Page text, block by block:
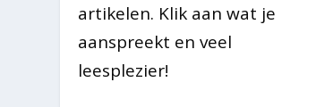
artikelen. Klik aan wat je
aanspreekt en veel
leesplezier!